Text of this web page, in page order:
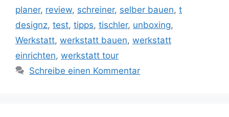
planer, review, schreiner, selber bauen, t
designz, test, tipps, tischler, unboxing,
Werkstatt, werkstatt bauen, werkstatt
einrichten, werkstatt tour
Schreibe einen Kommentar